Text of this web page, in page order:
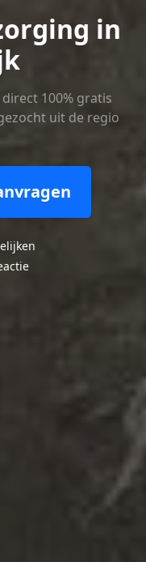
in
100% gratis
uit de regio